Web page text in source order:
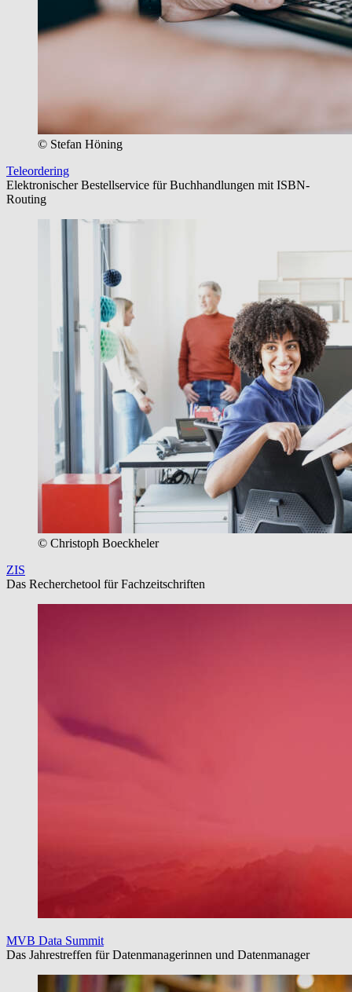
© Stefan Höning
Teleordering
Elektronischer Bestellservice für Buchhandlungen mit ISBN-
Routing
© Christoph Boeckheler
ZIS
Das Recherchetool für Fachzeitschriften
MVB Data Summit
Das Jahrestreffen für Datenmanagerinnen und Datenmanager